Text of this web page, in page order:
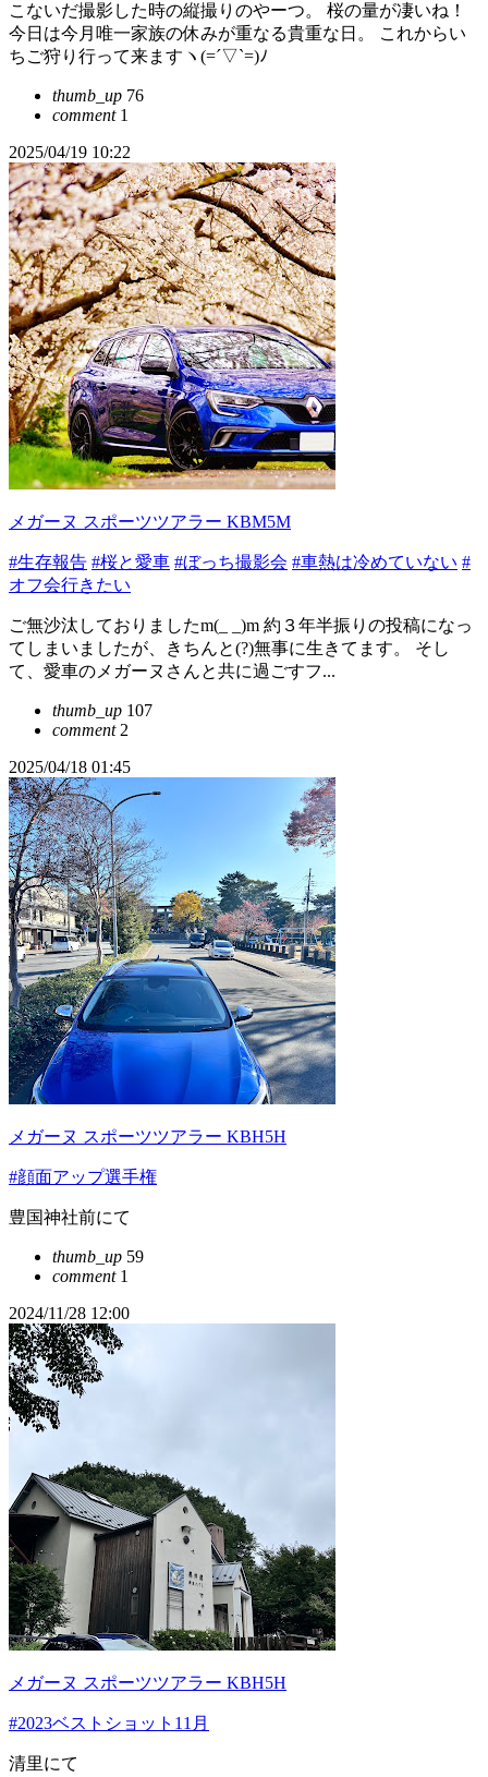
こないだ撮影した時の縦撮りのやーつ。 桜の量が凄いね！
今日は今月唯一家族の休みが重なる貴重な日。 これからい
ちご狩り行って来ますヽ(=´▽`=)ﾉ
thumb_up 76
comment1
2025/04/19 10:22
メガーヌ スポーツツアラー KBM5M
#生存報告 #桜と愛車 #ぼっち撮影会 #車熱は冷めていない #
オフ会行きたい
ご無沙汰しておりましたm(_ _)m 約３年半振りの投稿になっ
てしまいましたが、きちんと(?)無事に生きてます。 そし
て、愛車のメガーヌさんと共に過ごすフ...
thumb_up 107
comment2
2025/04/18 01:45
メガーヌ スポーツツアラー KBH5H
#顔面アップ選手権
豊国神社前にて
thumb_up 59
comment1
2024/11/28 12:00
メガーヌ スポーツツアラー KBH5H
#2023ベストショット11月
清里にて